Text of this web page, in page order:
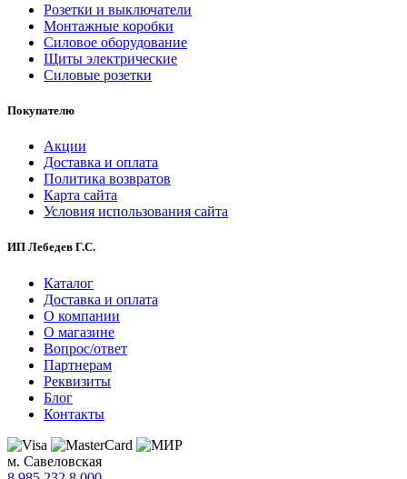
Розетки и выключатели
Монтажные коробки
Силовое оборудование
Щиты электрические
Силовые розетки
Покупателю
Акции
Доставка и оплата
Политика возвратов
Карта сайта
Условия использования сайта
ИП Лебедев Г.С.
Каталог
Доставка и оплата
О компании
О магазине
Вопрос/ответ
Партнерам
Реквизиты
Блог
Контакты
м. Савеловская